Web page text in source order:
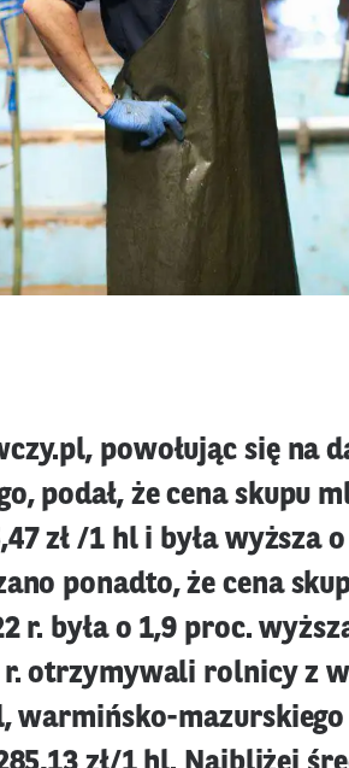
powołując się na
podał, że cena skupu
zł /1 hl i była wyższa
ponadto, że cena
r. była o 1,9 proc.
r. otrzymywali rolnicy z
warmińsko-